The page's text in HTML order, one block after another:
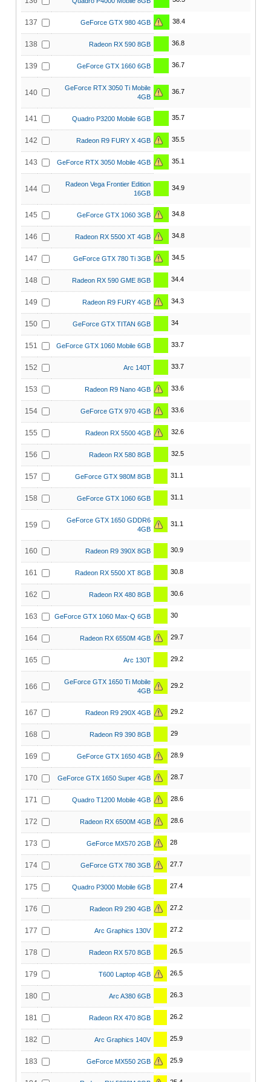
137 GeForce GTX 980 4GB 38.4
138 Radeon RX 590 8GB 36.8
139 GeForce GTX 1660 6GB 36.7
140
GeForce RTX 3050 Ti Mobile
4GB
36.7
141 Quadro P3200 Mobile 6GB 35.7
142 Radeon R9 FURY X 4GB 35.5
143 GeForce RTX 3050 Mobile 4GB 35.1
144
Radeon Vega Frontier Edition
16GB
34.9
145 GeForce GTX 1060 3GB 34.8
146 Radeon RX 5500 XT 4GB 34.8
147 GeForce GTX 780 Ti 3GB 34.5
148 Radeon RX 590 GME 8GB 34.4
149 Radeon R9 FURY 4GB 34.3
150 GeForce GTX TITAN 6GB 34
151 GeForce GTX 1060 Mobile 6GB 33.7
152 Arc 140T 33.7
153 Radeon R9 Nano 4GB 33.6
154 GeForce GTX 970 4GB 33.6
155 Radeon RX 5500 4GB 32.6
156 Radeon RX 580 8GB 32.5
157 GeForce GTX 980M 8GB 31.1
158 GeForce GTX 1060 6GB 31.1
159
GeForce GTX 1650 GDDR6
4GB
31.1
160 Radeon R9 390X 8GB 30.9
161 Radeon RX 5500 XT 8GB 30.8
162 Radeon RX 480 8GB 30.6
163 GeForce GTX 1060 Max-Q 6GB 30
164 Radeon RX 6550M 4GB 29.7
165 Arc 130T 29.2
166
GeForce GTX 1650 Ti Mobile
4GB
29.2
167 Radeon R9 290X 4GB 29.2
168 Radeon R9 390 8GB 29
169 GeForce GTX 1650 4GB 28.9
170 GeForce GTX 1650 Super 4GB 28.7
171 Quadro T1200 Mobile 4GB 28.6
172 Radeon RX 6500M 4GB 28.6
173 GeForce MX570 2GB 28
174 GeForce GTX 780 3GB 27.7
175 Quadro P3000 Mobile 6GB 27.4
176 Radeon R9 290 4GB 27.2
177 Arc Graphics 130V 27.2
178 Radeon RX 570 8GB 26.5
179 T600 Laptop 4GB 26.5
180 Arc A380 6GB 26.3
181 Radeon RX 470 8GB 26.2
182 Arc Graphics 140V 25.9
183 GeForce MX550 2GB 25.9